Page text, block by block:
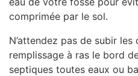
comprimée par le sol.
N’attendez pas de subir
remplissage à ras le bord
septiques toutes eaux ou